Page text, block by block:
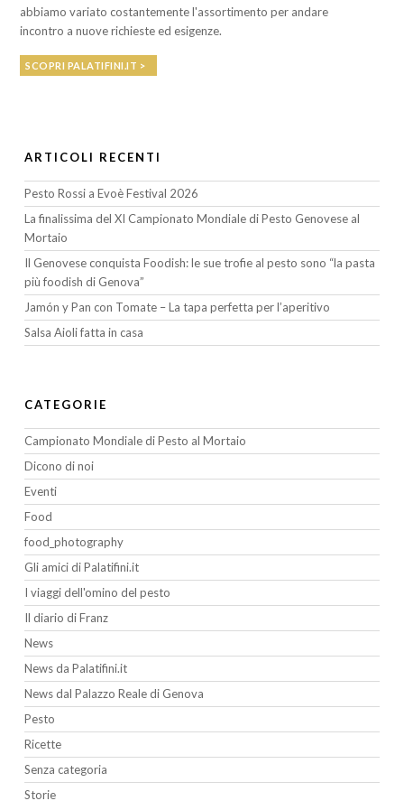
abbiamo variato costantemente l'assortimento per andare
incontro a nuove richieste ed esigenze.
SCOPRI PALATIFINI.IT >
ARTICOLI RECENTI
Pesto Rossi a Evoè Festival 2026
La finalissima del XI Campionato Mondiale di Pesto Genovese al
Mortaio
Il Genovese conquista Foodish: le sue trofie al pesto sono “la pasta
più foodish di Genova”
Jamón y Pan con Tomate – La tapa perfetta per l’aperitivo
Salsa Aioli fatta in casa
CATEGORIE
Campionato Mondiale di Pesto al Mortaio
Dicono di noi
Eventi
Food
food_photography
Gli amici di Palatifini.it
I viaggi dell'omino del pesto
Il diario di Franz
News
News da Palatifini.it
News dal Palazzo Reale di Genova
Pesto
Ricette
Senza categoria
Storie